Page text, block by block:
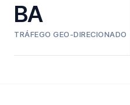
BA
TRÁFEGO GEO-DIRECIONADO